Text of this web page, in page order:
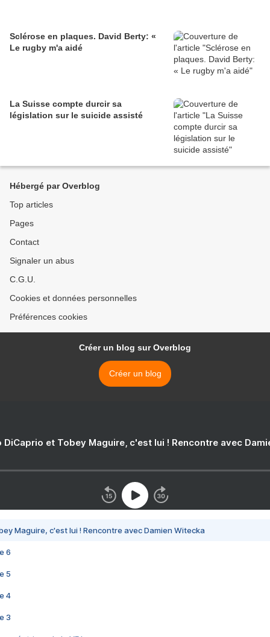
Sclérose en plaques. David Berty: «
Le rugby m'a aidé
La Suisse compte durcir sa
législation sur le suicide assisté
Hébergé par Overblog
Top articles
Pages
Contact
Signaler un abus
C.G.U.
Cookies et données personnelles
Préférences cookies
Créer un blog sur Overblog
Créer un blog
DiCaprio et Tobey Maguire, c'est lui ! Rencontre avec
Maguire, c'est lui ! Rencontre avec Damien Witecka
6
5
4
3